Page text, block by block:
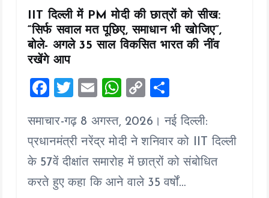
IIT दिल्ली में PM मोदी की छात्रों को सीख:
“सिर्फ सवाल मत पूछिए, समाधान भी खोजिए”,
बोले- अगले 35 साल विकसित भारत की नींव
रखेंगे आप
F
ce
b
o
o
T
tt
er
E
ai
l
W
at
s
A
p
C
p
y
Li
n
a
re
समाचार-गढ़ 8 अगस्त, 2026। नई दिल्ली:
प्रधानमंत्री नरेंद्र मोदी ने शनिवार को IIT दिल्ली
के 57वें दीक्षांत समारोह में छात्रों को संबोधित
करते हुए कहा कि आने वाले 35 वर्षों…